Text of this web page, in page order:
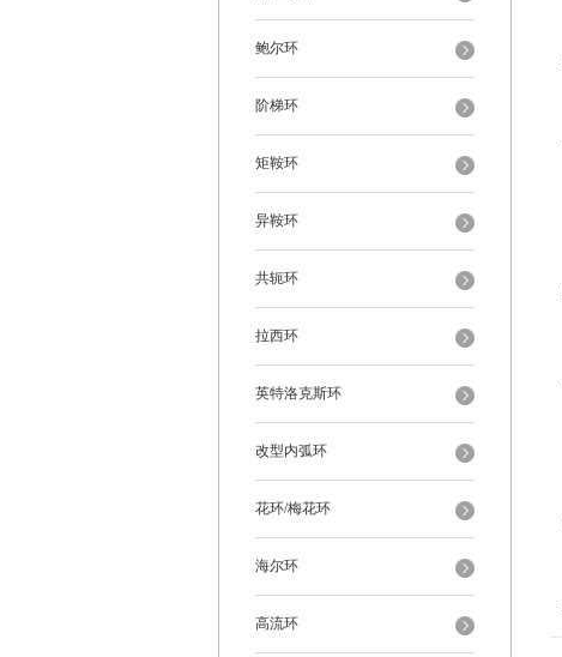
鲍尔环
阶梯环
矩鞍环
异鞍环
共轭环
拉西环
英特洛克斯环
改型内弧环
花环/梅花环
海尔环
高流环